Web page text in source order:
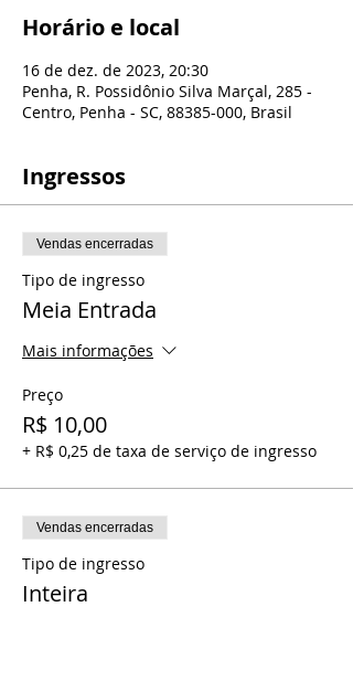
Horário e local
16 de dez. de 2023, 20:30
Penha, R. Possidônio Silva Marçal, 285 -
Centro, Penha - SC, 88385-000, Brasil
Ingressos
Vendas encerradas
Tipo de ingresso
Meia Entrada
Mais informações
Preço
R$ 10,00
+ R$ 0,25 de taxa de serviço de ingresso
Vendas encerradas
Tipo de ingresso
Inteira